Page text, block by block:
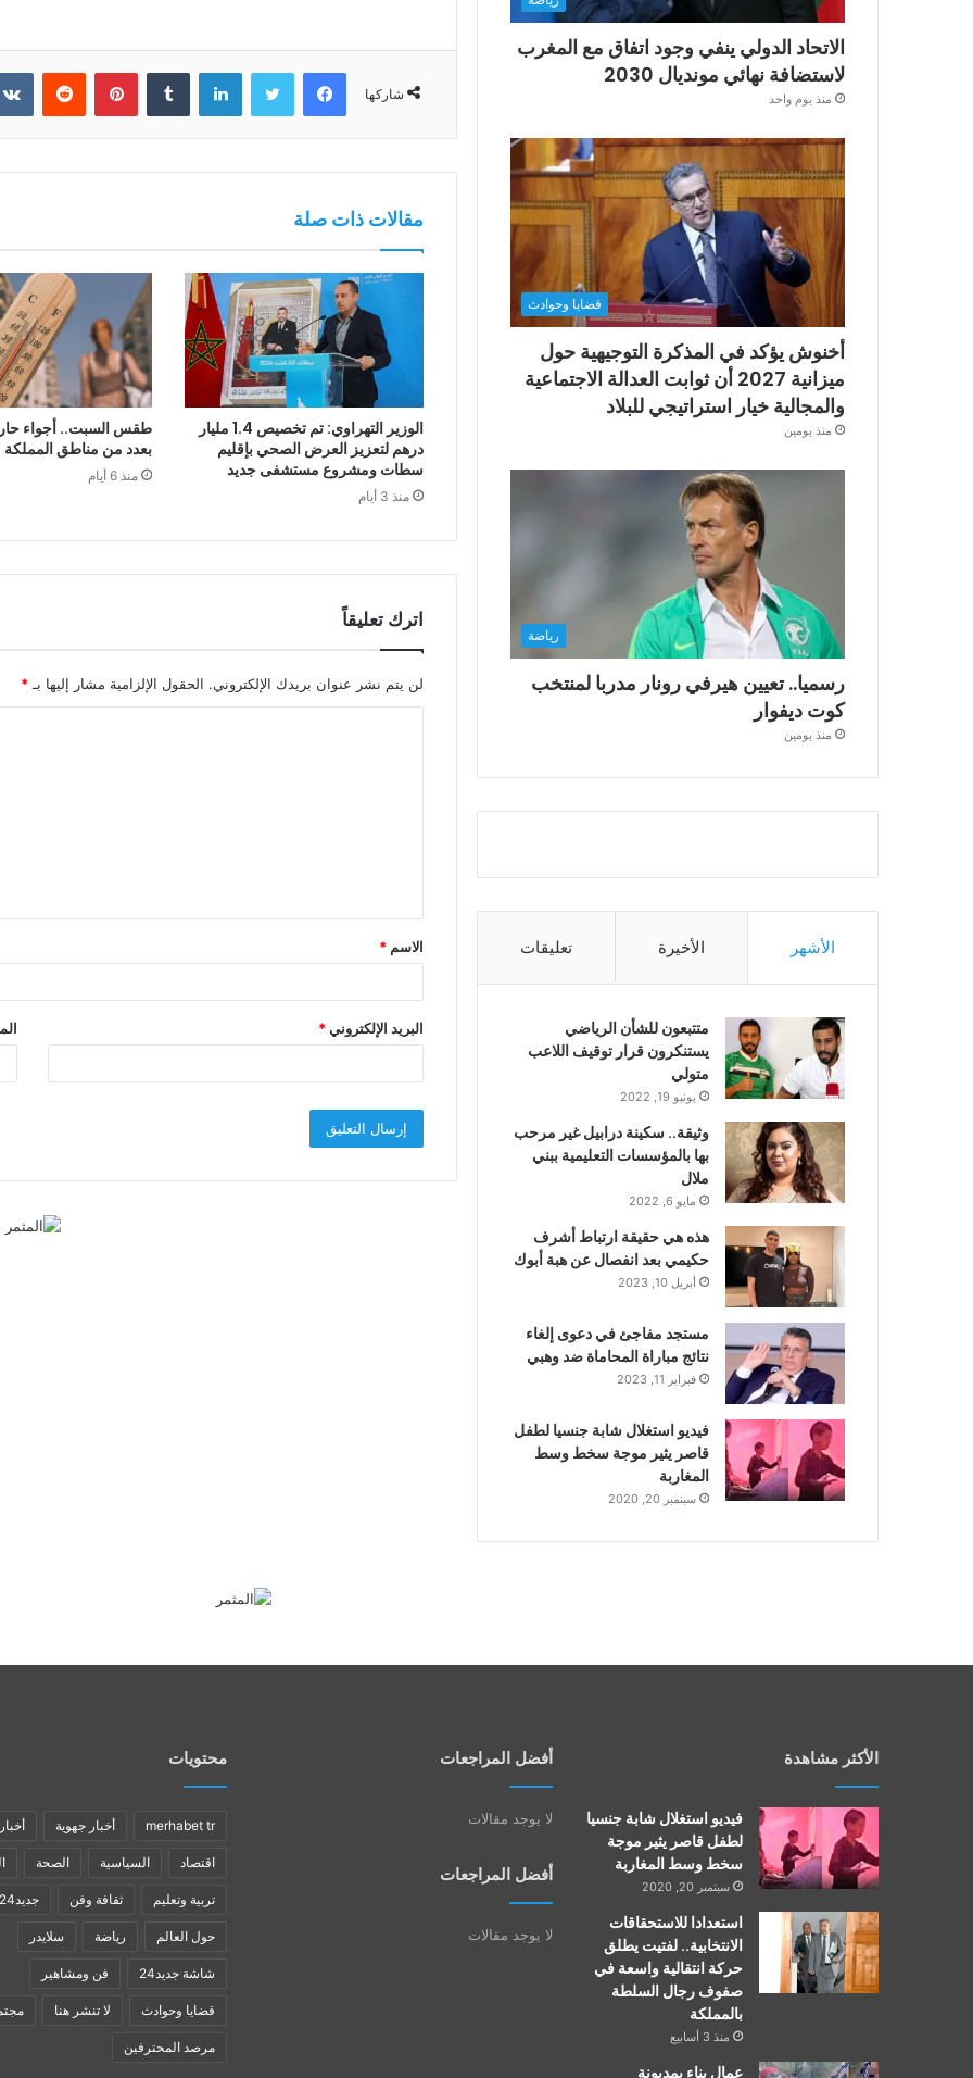
شاركها
فيسبوك تويتر لينكدإن بينتيريست
مقالات ذات صلة
الوزير التهراوي: تم تخصيص 1.4 مليار
درهم لتعزيز العرض الصحي بإقليم
سطات ومشروع مستشفى جديد
منذ 3 أيام
طقس السبت.. أجواء
بعدد من مناطق المملكة
منذ 6 أيام
اترك تعليقاً
لن يتم نشر عنوان بريدك الإلكتروني. الحقول الإلزامية مشار إليها بـ*
ق
*
الاسم *
البريد الإلكتروني*
الاتحاد الدولي ينفي وجود اتفاق مع المغرب
لاستضافة نهائي مونديال 2030
منذ يوم واحد
قضايا وحوادث
أخنوش يؤكد في المذكرة التوجيهية حول
ميزانية 2027 أن ثوابت العدالة الاجتماعية
والمجالية خيار استراتيجي للبلاد
منذ يومين
رياضة
رسميا.. تعيين هيرفي رونار مدربا لمنتخب
كوت ديفوار
منذ يومين
الأشهر الأخيرة تعليقات
متتبعون للشأن الرياضي
يستنكرون قرار توقيف اللاعب
متولي
يونيو 19, 2022
وثيقة.. سكينة درابيل غير مرحب
بها بالمؤسسات التعليمية ببني
ملال
مايو 6, 2022
هذه هي حقيقة ارتباط أشرف
حكيمي بعد انفصال عن هبة أبوك
أبريل 10, 2023
مستجد مفاجئ في دعوى إلغاء
نتائج مباراة المحاماة ضد وهبي
فبراير 11, 2023
فيديو استغلال شابة جنسيا لطفل
قاصر يثير موجة سخط وسط
المغاربة
سبتمبر 20, 2020
الأكثر مشاهدة
فيديو استغلال شابة جنسيا
لطفل قاصر يثير موجة
سخط وسط المغاربة
سبتمبر 20, 2020
استعدادا للاستحقاقات
الانتخابية.. لفتيت يطلق
حركة انتقالية واسعة في
صفوف رجال السلطة
بالمملكة
منذ 3 أسابيع
عمال بناء بمديونة
أفضل المراجعات
لا يوجد مقالات
أفضل المراجعات
لا يوجد مقالات
محتويات
merhabet tr أخبار جهوية
اقتصاد السياسية الصحة
تربية وتعليم ثقافة وفن جديد24
حول العالم رياضة سلايدر
شاشة جديد24 فن ومشاهير
قضايا وحوادث لا تنشر هنا
مرصد المحترفين